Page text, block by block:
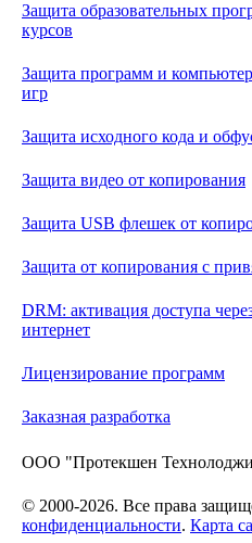
Защита образовательных
курсов
Защита программ и
игр
Защита исходного кода и
Защита видео от копирования
Защита USB флешек от
Защита от копирования с
DRM: активация доступа
интернет
Лицензирование программ
Заказная разработка
ООО "Протекшен
© 2000-2026. Все права
конфиденциальности. Карта